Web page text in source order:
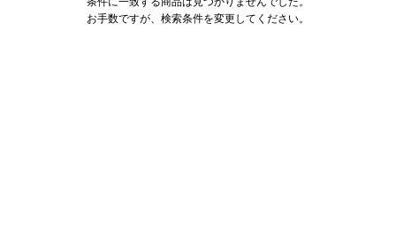
お手数ですが、検索条件を変更してください。